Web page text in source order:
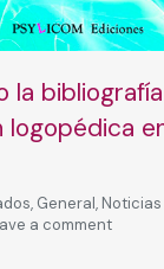
la
logopédica
, General, Noticias
a comment